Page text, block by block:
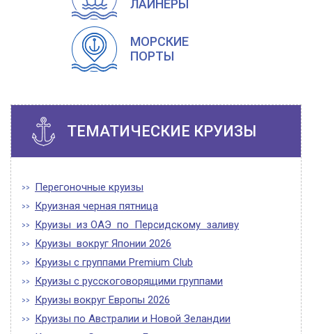
ЛАЙНЕРЫ
МОРСКИЕ
ПОРТЫ
ТЕМАТИЧЕСКИЕ КРУИЗЫ
Перегоночные круизы
Круизная черная пятница
Круизы из ОАЭ по Персидскому заливу
Круизы вокруг Японии 2026
Круизы с группами Premium Club
Круизы с русскоговорящими группами
Круизы вокруг Европы 2026
Круизы по Австралии и Новой Зеландии